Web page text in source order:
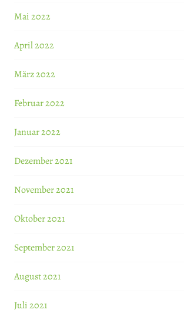
Mai 2022
April 2022
März 2022
Februar 2022
Januar 2022
Dezember 2021
November 2021
Oktober 2021
September 2021
August 2021
Juli 2021